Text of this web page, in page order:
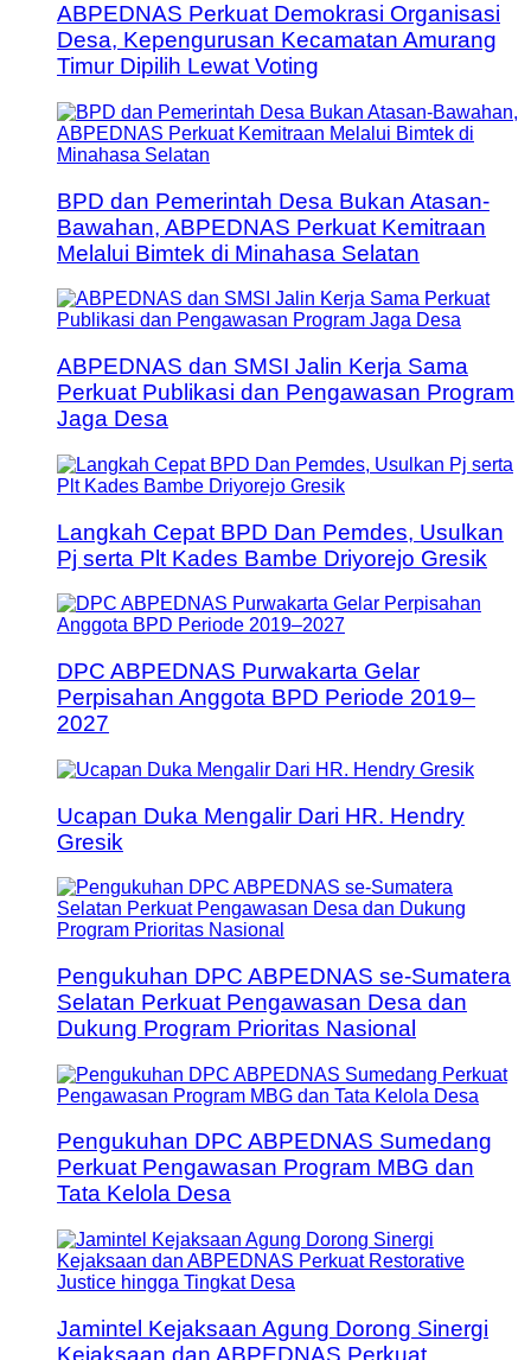
ABPEDNAS Perkuat Demokrasi Organisasi
Desa, Kepengurusan Kecamatan Amurang
Timur Dipilih Lewat Voting
BPD dan Pemerintah Desa Bukan Atasan-
Bawahan, ABPEDNAS Perkuat Kemitraan
Melalui Bimtek di Minahasa Selatan
ABPEDNAS dan SMSI Jalin Kerja Sama
Perkuat Publikasi dan Pengawasan Program
Jaga Desa
Langkah Cepat BPD Dan Pemdes, Usulkan
Pj serta Plt Kades Bambe Driyorejo Gresik
DPC ABPEDNAS Purwakarta Gelar
Perpisahan Anggota BPD Periode 2019–
2027
Ucapan Duka Mengalir Dari HR. Hendry
Gresik
Pengukuhan DPC ABPEDNAS se-Sumatera
Selatan Perkuat Pengawasan Desa dan
Dukung Program Prioritas Nasional
Pengukuhan DPC ABPEDNAS Sumedang
Perkuat Pengawasan Program MBG dan
Tata Kelola Desa
Jamintel Kejaksaan Agung Dorong Sinergi
Kejaksaan dan ABPEDNAS Perkuat